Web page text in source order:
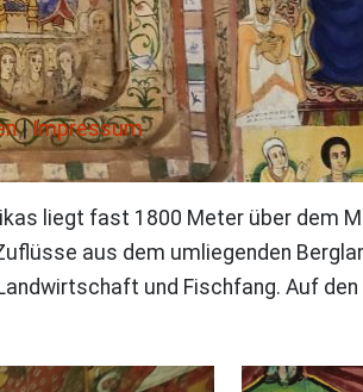
liegt fast 1800 Meter über dem
aus dem umliegenden
und Fischfang. Auf
|Impressum